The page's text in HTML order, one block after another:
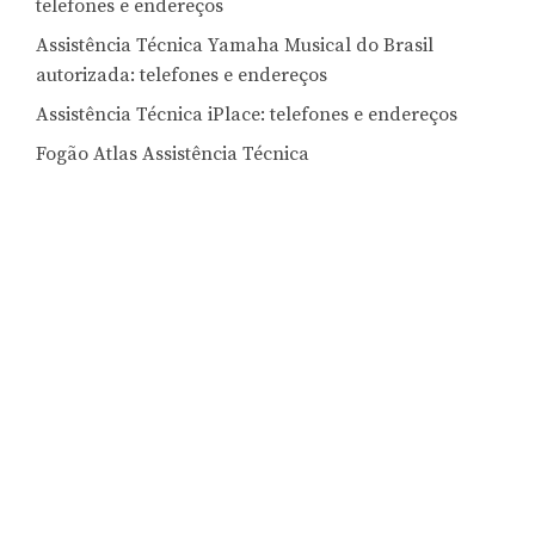
telefones e endereços
Assistência Técnica Yamaha Musical do Brasil
autorizada: telefones e endereços
Assistência Técnica iPlace: telefones e endereços
Fogão Atlas Assistência Técnica